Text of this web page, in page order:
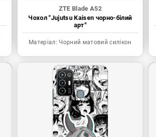
ZTE Blade A52
Чохол "Jujutsu Kaisen чорно-білий
арт"
Матеріал: Чорний матовий силікон